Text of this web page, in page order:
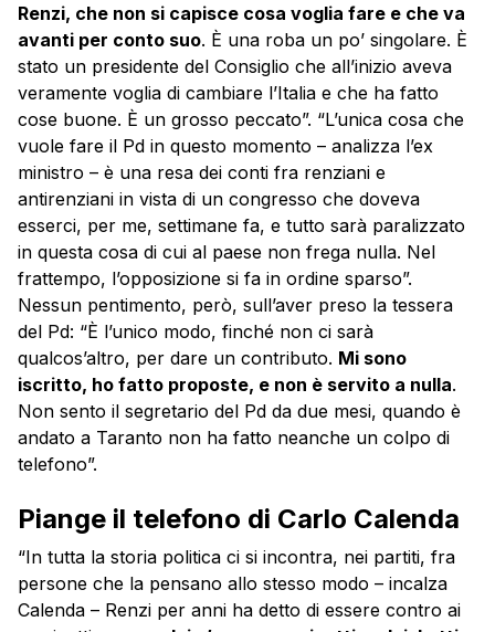
Renzi, che non si capisce cosa voglia fare e che va
avanti per conto suo. È una roba un po’ singolare. È
stato un presidente del Consiglio che all’inizio aveva
veramente voglia di cambiare l’Italia e che ha fatto
cose buone. È un grosso peccato”. “L’unica cosa che
vuole fare il Pd in questo momento – analizza l’ex
ministro – è una resa dei conti fra renziani e
antirenziani in vista di un congresso che doveva
esserci, per me, settimane fa, e tutto sarà paralizzato
in questa cosa di cui al paese non frega nulla. Nel
frattempo, l’opposizione si fa in ordine sparso”.
Nessun pentimento, però, sull’aver preso la tessera
del Pd: “È l’unico modo, finché non ci sarà
qualcos’altro, per dare un contributo. Mi sono
iscritto, ho fatto proposte, e non è servito a nulla.
Non sento il segretario del Pd da due mesi, quando è
andato a Taranto non ha fatto neanche un colpo di
telefono”.
Piange il telefono di Carlo Calenda
“In tutta la storia politica ci si incontra, nei partiti, fra
persone che la pensano allo stesso modo – incalza
Calenda – Renzi per anni ha detto di essere contro ai